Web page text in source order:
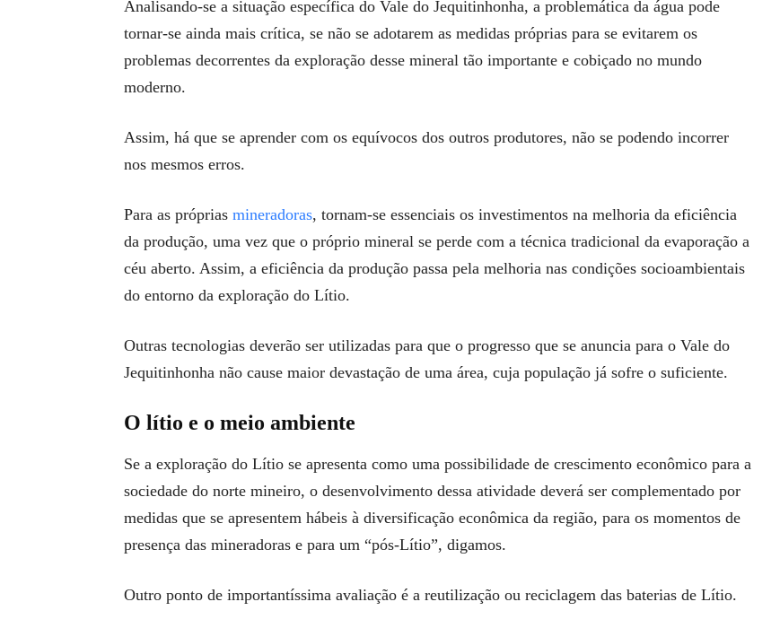
Analisando-se a situação específica do Vale do Jequitinhonha, a problemática da água pode
tornar-se ainda mais crítica, se não se adotarem as medidas próprias para se evitarem os
problemas decorrentes da exploração desse mineral tão importante e cobiçado no mundo
moderno.
Assim, há que se aprender com os equívocos dos outros produtores, não se podendo incorrer
nos mesmos erros.
Para as próprias mineradoras, tornam-se essenciais os investimentos na melhoria da eficiência
da produção, uma vez que o próprio mineral se perde com a técnica tradicional da evaporação a
céu aberto. Assim, a eficiência da produção passa pela melhoria nas condições socioambientais
do entorno da exploração do Lítio.
Outras tecnologias deverão ser utilizadas para que o progresso que se anuncia para o Vale do
Jequitinhonha não cause maior devastação de uma área, cuja população já sofre o suficiente.
O lítio e o meio ambiente
Se a exploração do Lítio se apresenta como uma possibilidade de crescimento econômico para a
sociedade do norte mineiro, o desenvolvimento dessa atividade deverá ser complementado por
medidas que se apresentem hábeis à diversificação econômica da região, para os momentos de
presença das mineradoras e para um “pós-Lítio”, digamos.
Outro ponto de importantíssima avaliação é a reutilização ou reciclagem das baterias de Lítio.